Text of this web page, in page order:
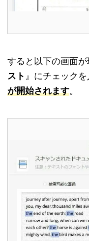
すると以下の画面
スト 』にチェック
が開始されます。